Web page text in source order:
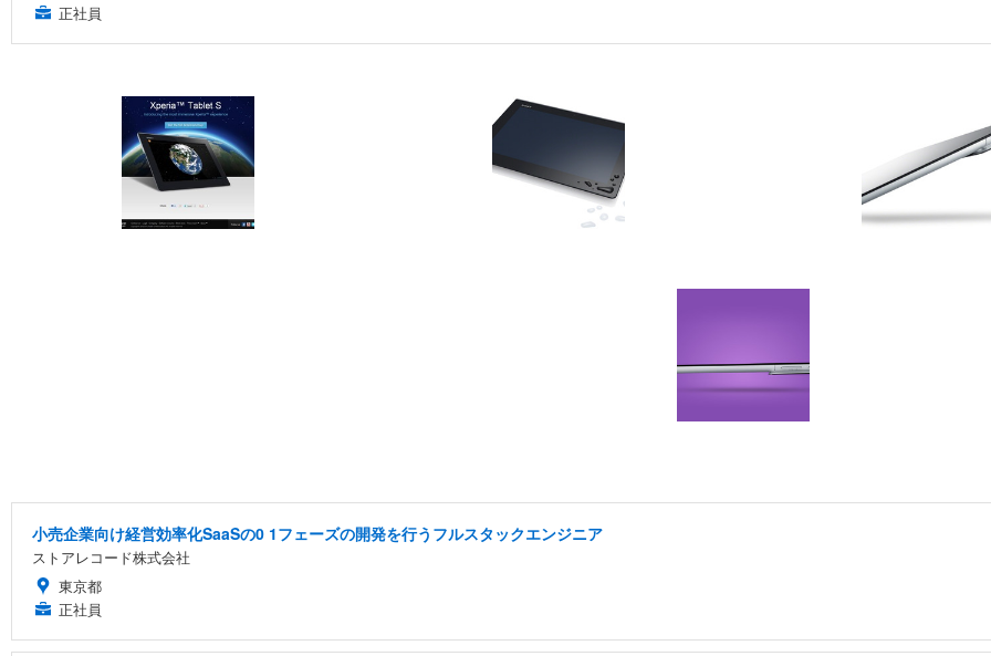
正社員
小売企業向け経営効率化SaaSの0 1フェーズの開発を行うフルスタックエンジニア
ストアレコード株式会社
東京都
正社員